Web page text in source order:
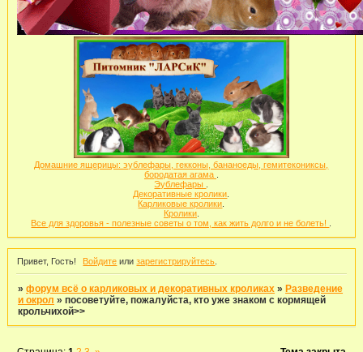
Домашние ящерицы: эублефары, гекконы, бананоеды, гемитекониксы,
бородатая агама
Эублефары
Декоративные кролики
Карликовые кролики
Кролики.
Все для здоровья - полезные советы о том, как жить долго и не болеть!
Привет, Гость! Войдите илизарегистрируйтесь
»форум всё о карликовых и декоративных кроликах » Разведение
и окрол »посоветуйте, пожалуйста, кто уже знаком с кормящей
крольчихой>>